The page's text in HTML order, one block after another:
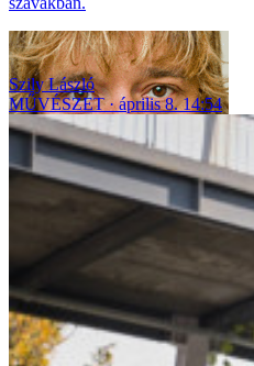
Szily László
MŰVÉSZET
április 8. 14:54